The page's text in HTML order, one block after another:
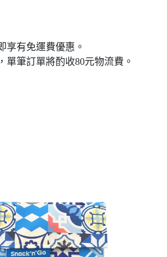
享有免運費優惠。
單筆訂單將酌收80元物流費。